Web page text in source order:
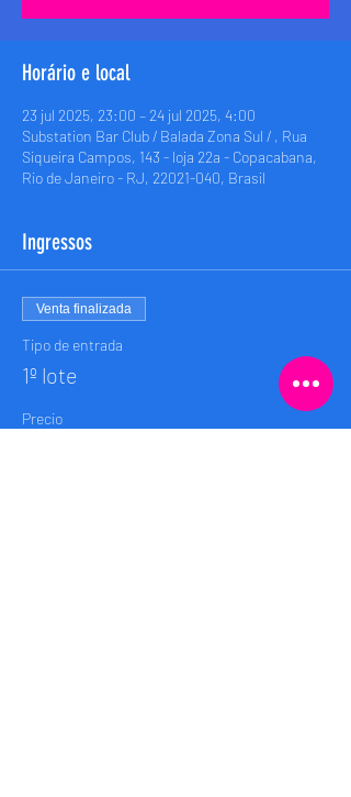
Horário e local
23 jul 2025, 23:00 – 24 jul 2025, 4:00
Substation Bar Club / Balada Zona Sul / , Rua
Siqueira Campos, 143 - loja 22a - Copacabana,
Rio de Janeiro - RJ, 22021-040, Brasil
Ingressos
Venta finalizada
Tipo de entrada
1º lote
Precio